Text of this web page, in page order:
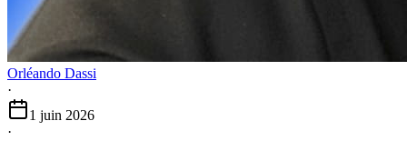
Orléando Dassi
·
1 juin 2026
·